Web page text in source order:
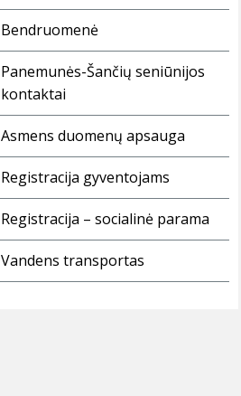
Bendruomenė
Panemunės-Šančių seniūnijos
kontaktai
Asmens duomenų apsauga
Registracija gyventojams
Registracija – socialinė parama
Vandens transportas